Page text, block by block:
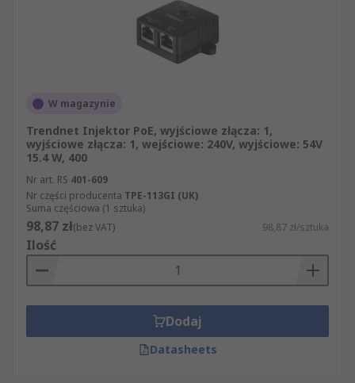
W magazynie
Trendnet Injektor PoE, wyjściowe złącza: 1,
wyjściowe złącza: 1, wejściowe: 240V, wyjściowe: 54V
15.4 W, 400
Nr art. RS 401-609
Nr części producenta TPE-113GI (UK)
Suma częściowa (1 sztuka)
98,87 zł(bez VAT) 98,87 zł/sztuka
Ilość
Dodaj
Datasheets